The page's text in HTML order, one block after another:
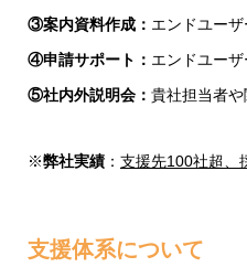
③案内資料作成： エンドユー
④申請サポート： エンドユー
⑤社内外説明会： 貴社担当者
※弊社実績 ： 支援先100社超、
支援体系について